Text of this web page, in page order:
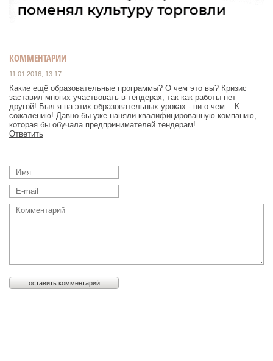
КОММЕНТАРИИ
11.01.2016, 13:17
Какие ещё образовательные программы? О чем это вы? Кризис
заставил многих участвовать в тендерах, так как работы нет
другой! Был я на этих образовательных уроках - ни о чем... К
сожалению! Давно бы уже наняли квалифицированную компанию,
которая бы обучала предпринимателей тендерам!
Ответить